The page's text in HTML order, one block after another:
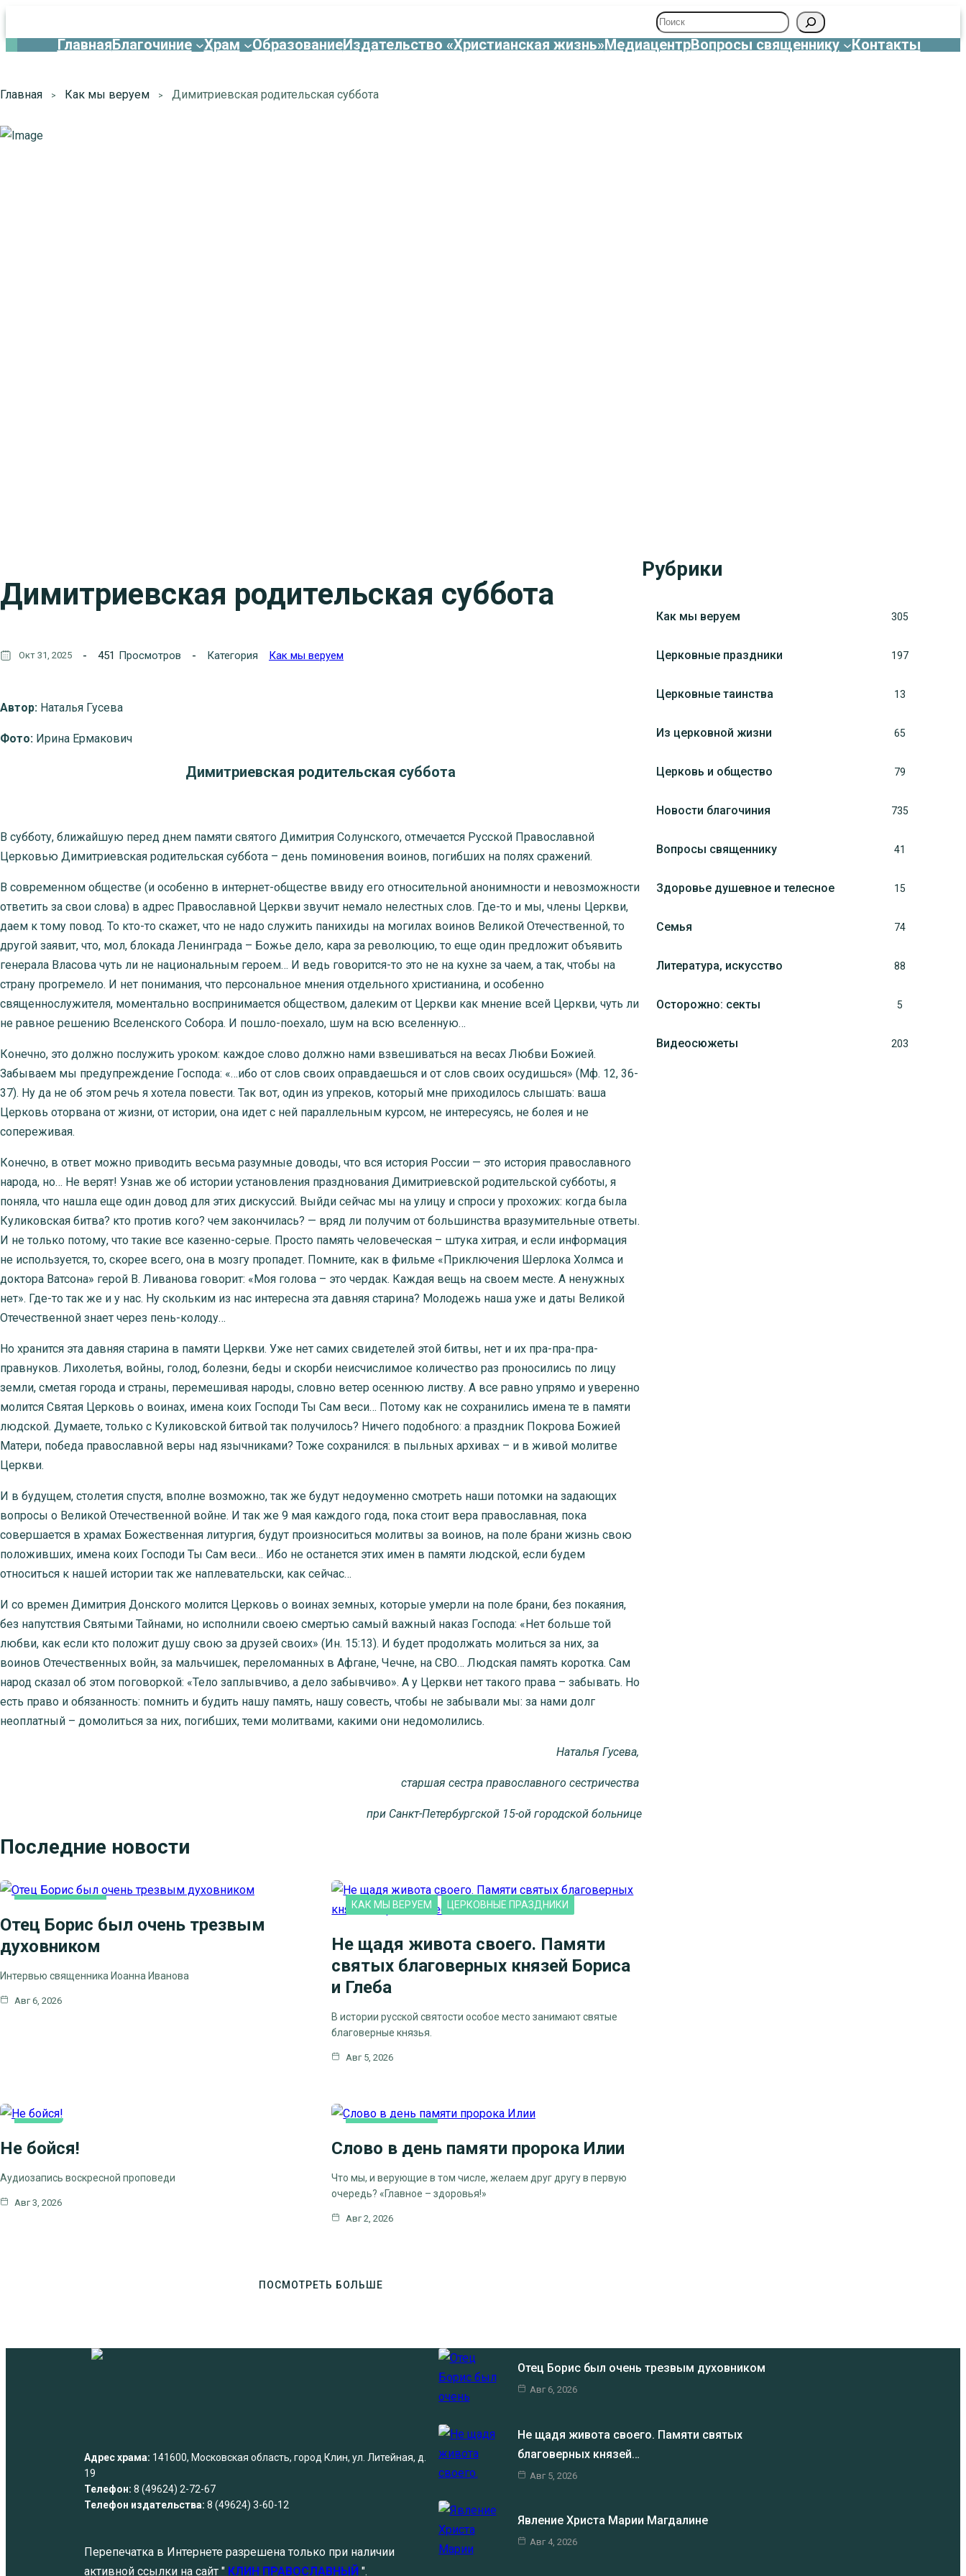
Поиск
ГлавнаяБлагочиние Храм ОбразованиеИздательство «Христианская жизнь»МедиацентрВопросы священнику Контакты
Главная Как мы веруем Димитриевская родительская суббота
Димитриевская родительская суббота
Окт 31, 2025 451 Просмотров Категория Как мы веруем
Автор: Наталья Гусева
Фото: Ирина Ермакович
Димитриевская родительская суббота
В субботу, ближайшую перед днем памяти святого Димитрия Солунского, отмечается Русской Православной
Церковью Димитриевская родительская суббота – день поминовения воинов, погибших на полях сражений.
В современном обществе (и особенно в интернет-обществе ввиду его относительной анонимности и невозможности
ответить за свои слова) в адрес Православной Церкви звучит немало нелестных слов. Где-то и мы, члены Церкви,
даем к тому повод. То кто-то скажет, что не надо служить панихиды на могилах воинов Великой Отечественной, то
другой заявит, что, мол, блокада Ленинграда – Божье дело, кара за революцию, то еще один предложит объявить
генерала Власова чуть ли не национальным героем… И ведь говорится-то это не на кухне за чаем, а так, чтобы на
страну прогремело. И нет понимания, что персональное мнения отдельного христианина, и особенно
священнослужителя, моментально воспринимается обществом, далеким от Церкви как мнение всей Церкви, чуть ли
не равное решению Вселенского Собора. И пошло-поехало, шум на всю вселенную…
Конечно, это должно послужить уроком: каждое слово должно нами взвешиваться на весах Любви Божией.
Забываем мы предупреждение Господа: «…ибо от слов своих оправдаешься и от слов своих осудишься» (Мф. 12, 36-
37). Ну да не об этом речь я хотела повести. Так вот, один из упреков, который мне приходилось слышать: ваша
Церковь оторвана от жизни, от истории, она идет с ней параллельным курсом, не интересуясь, не болея и не
сопереживая.
Конечно, в ответ можно приводить весьма разумные доводы, что вся история России — это история православного
народа, но… Не верят! Узнав же об истории установления празднования Димитриевской родительской субботы, я
поняла, что нашла еще один довод для этих дискуссий. Выйди сейчас мы на улицу и спроси у прохожих: когда была
Куликовская битва? кто против кого? чем закончилась? — вряд ли получим от большинства вразумительные ответы.
И не только потому, что такие все казенно-серые. Просто память человеческая – штука хитрая, и если информация
не используется, то, скорее всего, она в мозгу пропадет. Помните, как в фильме «Приключения Шерлока Холмса и
доктора Ватсона» герой В. Ливанова говорит: «Моя голова – это чердак. Каждая вещь на своем месте. А ненужных
нет». Где-то так же и у нас. Ну скольким из нас интересна эта давняя старина? Молодежь наша уже и даты Великой
Отечественной знает через пень-колоду…
Но хранится эта давняя старина в памяти Церкви. Уже нет самих свидетелей этой битвы, нет и их пра-пра-пра-
правнуков. Лихолетья, войны, голод, болезни, беды и скорби неисчислимое количество раз проносились по лицу
земли, сметая города и страны, перемешивая народы, словно ветер осеннюю листву. А все равно упрямо и уверенно
молится Святая Церковь о воинах, имена коих Господи Ты Сам веси… Потому как не сохранились имена те в памяти
людской. Думаете, только с Куликовской битвой так получилось? Ничего подобного: а праздник Покрова Божией
Матери, победа православной веры над язычниками? Тоже сохранился: в пыльных архивах – и в живой молитве
Церкви.
И в будущем, столетия спустя, вполне возможно, так же будут недоуменно смотреть наши потомки на задающих
вопросы о Великой Отечественной войне. И так же 9 мая каждого года, пока стоит вера православная, пока
совершается в храмах Божественная литургия, будут произноситься молитвы за воинов, на поле брани жизнь свою
положивших, имена коих Господи Ты Сам веси… Ибо не останется этих имен в памяти людской, если будем
относиться к нашей истории так же наплевательски, как сейчас…
И со времен Димитрия Донского молится Церковь о воинах земных, которые умерли на поле брани, без покаяния,
без напутствия Святыми Тайнами, но исполнили своею смертью самый важный наказ Господа: «Нет больше той
любви, как если кто положит душу свою за друзей своих» (Ин. 15:13). И будет продолжать молиться за них, за
воинов Отечественных войн, за мальчишек, переломанных в Афгане, Чечне, на СВО… Людская память коротка. Сам
народ сказал об этом поговоркой: «Тело заплывчиво, а дело забывчиво». А у Церкви нет такого права – забывать. Но
есть право и обязанность: помнить и будить нашу память, нашу совесть, чтобы не забывали мы: за нами долг
неоплатный – домолиться за них, погибших, теми молитвами, какими они недомолились.
Наталья Гусева,
старшая сестра православного сестричества
при Санкт-Петербургской 15-ой городской больнице
Последние новости
Отец Борис был очень трезвым
духовником
Интервью священника Иоанна Иванова
Авг 6, 2026
КАК МЫ ВЕРУЕМ ЦЕРКОВНЫЕ ПРАЗДНИКИ
Не щадя живота своего. Памяти
святых благоверных князей Бориса
и Глеба
В истории русской святости особое место занимают святые
благоверные князья.
Авг 5, 2026
ВЕРУЕМ
Не бойся!
Аудиозапись воскресной проповеди
Авг 3, 2026
ЦЕРКОВНЫЕ ПРАЗДНИКИ
Слово в день памяти пророка Илии
Что мы, и верующие в том числе, желаем друг другу в первую
очередь? «Главное – здоровья!»
Авг 2, 2026
ПОСМОТРЕТЬ БОЛЬШЕ
Рубрики
Как мы веруем 305
Церковные праздники 197
Церковные таинства 13
Из церковной жизни 65
Церковь и общество 79
Новости благочиния 735
Вопросы священнику 41
Здоровье душевное и телесное 15
Семья 74
Литература, искуcство 88
Осторожно: секты 5
Видеосюжеты 203
Адрес храма: 141600, Московская область, город Клин, ул. Литейная, д.
19
Телефон: 8 (49624) 2-72-67
Телефон издательства: 8 (49624) 3-60-12
Перепечатка в Интернете разрешена только при наличии
активной ссылки на сайт " КЛИН ПРАВОСЛАВНЫЙ ".
Отец Борис был очень трезвым духовником
Авг 6, 2026
Не щадя живота своего. Памяти святых
благоверных князей…
Авг 5, 2026
Явление Христа Марии Магдалине
Авг 4, 2026